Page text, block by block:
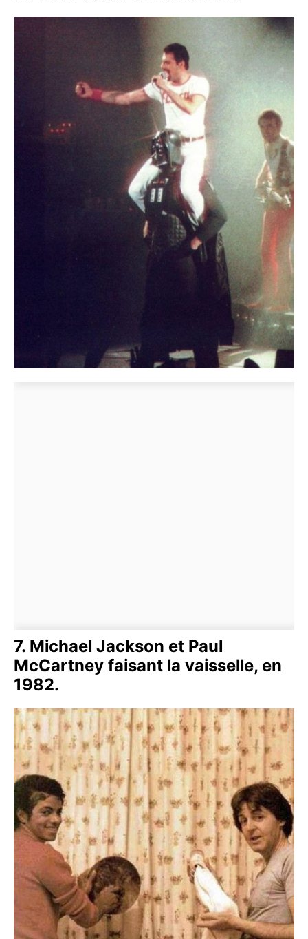
7. Michael Jackson et Paul
McCartney faisant la vaisselle, en
1982.